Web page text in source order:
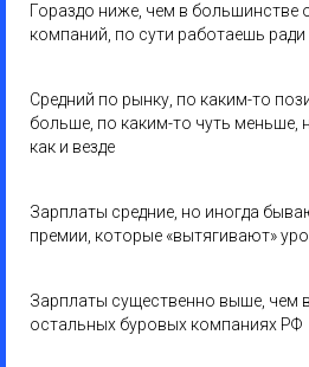
Гораздо ниже, чем в большинстве
компаний, по сути работаешь
Средний по рынку, по каким-то
больше, по каким-то чуть меньше,
как и везде
Зарплаты средние, но иногда
премии, которые «вытягивают»
Зарплаты существенно выше, чем
остальных буровых компаниях РФ